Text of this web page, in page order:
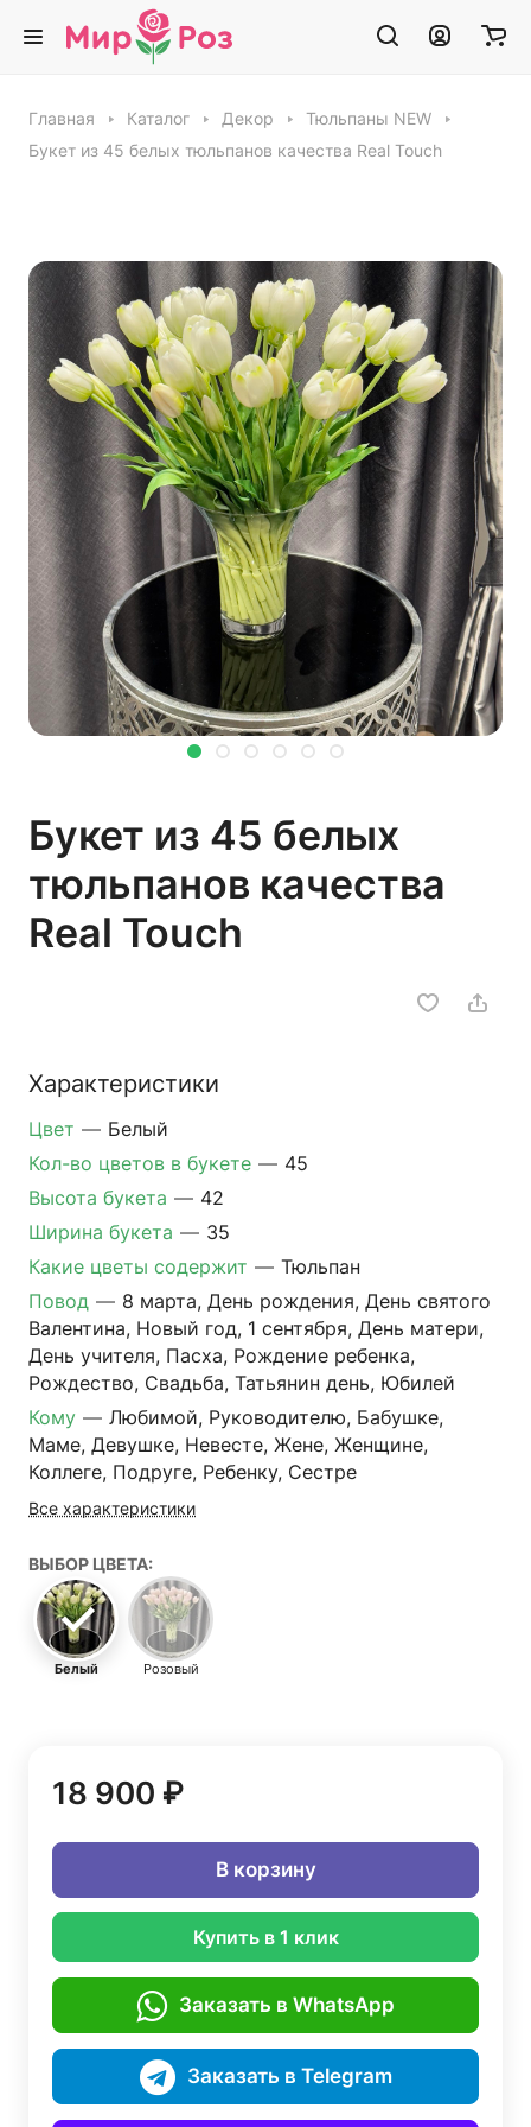
Главная Каталог Декор
Тюльпаны NEW
Букет из 45 белых тюльпанов качества Real Touch
Букет из 45 белых
тюльпанов качества
Real Touch
Характеристики
Цвет — Белый
Кол-во цветов в букете — 45
Высота букета — 42
Ширина букета — 35
Какие цветы содержит — Тюльпан
Повод — 8 марта, День рождения, День святого
Валентина, Новый год, 1 сентября, День матери,
День учителя, Пасха, Рождение ребенка,
Рождество, Свадьба, Татьянин день, Юбилей
Кому — Любимой, Руководителю, Бабушке,
Маме, Девушке, Невесте, Жене, Женщине,
Коллеге, Подруге, Ребенку, Сестре
Все характеристики
ВЫБОР ЦВЕТА:
Белый Розовый
18 900 ₽
В корзину
Купить в 1 клик
Заказать в WhatsApp
Заказать в Telegram